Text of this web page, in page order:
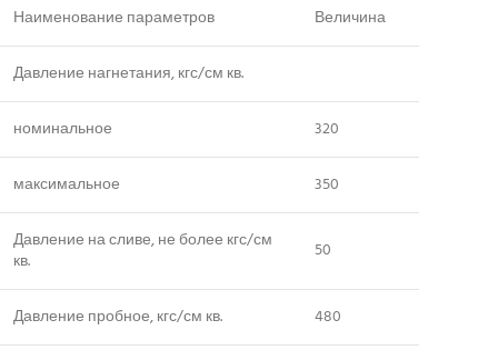
Наименование параметров Величина
Давление нагнетания, кгс/см кв.
номинальное 320
максимальное 350
Давление на сливе, не более кгс/см
кв.
50
Давление пробное, кгс/см кв. 480